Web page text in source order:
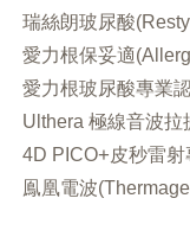
瑞絲朗玻尿酸
愛力根保妥適
愛力根玻尿酸專業
Ulthera 極線音波拉
4D PICO+皮秒雷
鳯凰電波